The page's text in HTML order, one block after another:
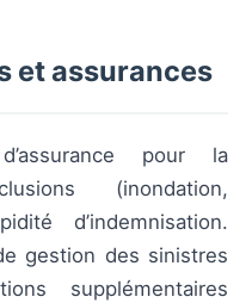
et assurances
pour la
(inondation,
d’indemnisation.
gestion des sinistres
supplémentaires